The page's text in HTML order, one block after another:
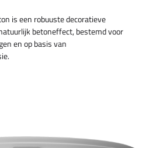
is een robuuste decoratieve
betoneffect, bestemd voor
en op basis van